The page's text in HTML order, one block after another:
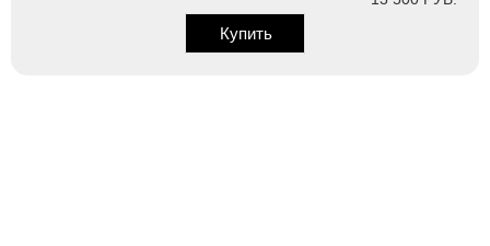
Купить